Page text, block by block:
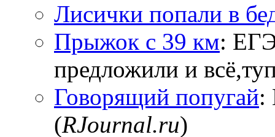
Лисички попали в
Прыжок с 39 км:
предложили и
Говорящий попугай:
(RJournal.ru)